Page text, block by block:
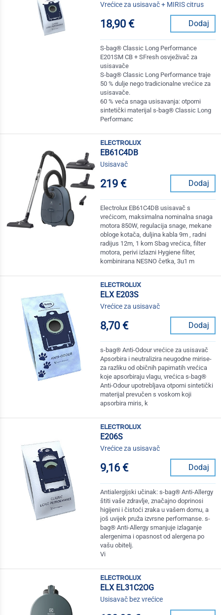
Vrećice za usisavač + MIRIS citrus
18,90 € Dodaj
S-bag® Classic Long Performance
E201SM CB + SFresh osvježivač za
usisavače
S-bag® Classic Long Performance traje
50 % dulje nego tradicionalne vrećice za
usisavače.
60 % veća snaga usisavanja: otporni
sintetički materijal s-bag® Classic Long
Performanc
electrolux
EB61C4DB
Usisavač
219 € Dodaj
Electrolux EB61C4DB usisavač s
vrećicom, maksimalna nominalna snaga
motora 850W, regulacija snage, mekane
obloge kotača, duljina kabla 9m , radni
radijus 12m, 1 kom Sbag vrećica, filter
motora, perivi izlazni Hygiene filter,
kombinirana NESNO četka, 3u1 m
electrolux
ELX E203S
Vrećice za usisavač
8,70 € Dodaj
s-bag® Anti-Odour vrećice za usisavač
Apsorbira i neutralizira neugodne mirise-
za razliku od običnih papirnatih vrećica
koje apsorbiraju vlagu, vrećica s-bag®
Anti-Odour upotrebljava otporni sintetički
materijal prevučen s voskom koji
apsorbira miris, k
electrolux
E206S
Vrećice za usisavač
9,16 € Dodaj
Antialergijski učinak: s-bag® Anti-Allergy
štiti vaše zdravlje, značajno doprinosi
higijeni i čistoći zraka u vašem domu, a
još uvijek pruža izvrsne performanse. s-
bag® Anti-Allergy smanjuje izlaganje
alergenima i opasnost od alergena po
vašu obitelj.
Vi
electrolux
ELX EL31C2OG
Usisavač bez vrećice